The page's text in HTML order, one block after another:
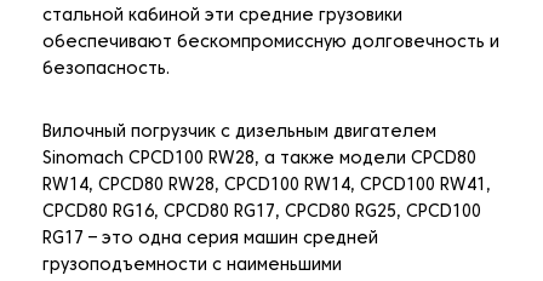
стальной кабиной эти средние грузовики
обеспечивают бескомпромиссную долговечность и
безопасность.
Вилочный погрузчик с дизельным двигателем
Sinomach CPCD100 RW28, а также модели CPCD80
RW14, CPCD80 RW28, CPCD100 RW14, CPCD100 RW41,
CPCD80 RG16, CPCD80 RG17, CPCD80 RG25, CPCD100
RG17 – это одна серия машин средней
грузоподъемности с наименьшими